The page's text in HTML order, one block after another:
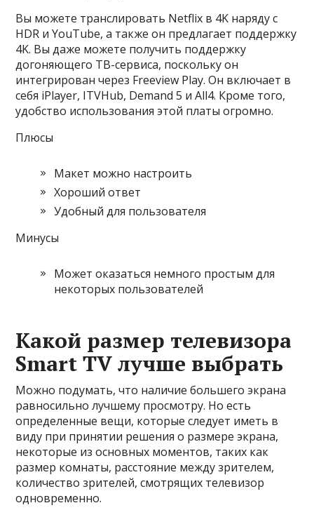
Вы можете транслировать Netflix в 4K наряду с
HDR и YouTube, а также он предлагает поддержку
4K. Вы даже можете получить поддержку
догоняющего ТВ-сервиса, поскольку он
интегрирован через Freeview Play. Он включает в
себя iPlayer, ITVHub, Demand 5 и All4. Кроме того,
удобство использования этой платы огромно.
Плюсы
Макет можно настроить
Хороший ответ
Удобный для пользователя
Минусы
Может оказаться немного простым для
некоторых пользователей
Какой размер телевизора
Smart TV лучше выбрать
Можно подумать, что наличие большего экрана
равносильно лучшему просмотру. Но есть
определенные вещи, которые следует иметь в
виду при принятии решения о размере экрана,
некоторые из основных моментов, таких как
размер комнаты, расстояние между зрителем,
количество зрителей, смотрящих телевизор
одновременно.